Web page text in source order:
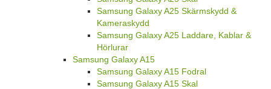
Samsung Galaxy A25 Skärmskydd &
Kameraskydd
Samsung Galaxy A25 Laddare, Kablar &
Hörlurar
Samsung Galaxy A15
Samsung Galaxy A15 Fodral
Samsung Galaxy A15 Skal